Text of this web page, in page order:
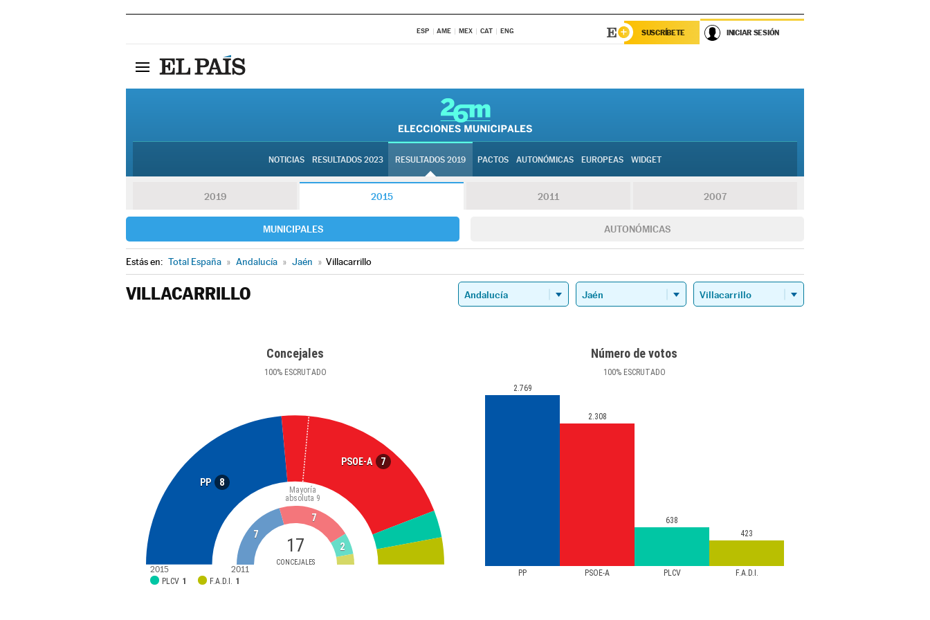
ESP AME MEX CAT ENG SUSCRÍBETE INICIAR SESIÓN
NOTICIAS RESULTADOS 2023 RESULTADOS 2019 PACTOS AUTONÓMICAS EUROPEAS WIDGET
2019 2015 2011 2007
MUNICIPALES AUTONÓMICAS
Estás en: Total España » Andalucía » Jaén » Villacarrillo
VILLACARRILLO
Concejales
100%ESCRUTADO
PP 8
PSOE-A 7
17
CONCEJALES
Mayoría
absoluta 9
PLCV 1 F.A.D.I. 1
7
7
2
2015 2011
Número de votos
100%ESCRUTADO
PP PSOE-A PLCV F.A.D.I.
2.769
2.308
638
423